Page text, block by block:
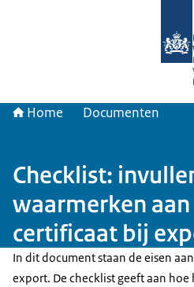
Home Documenten
Checklist:
waarmerken
certificaat bij
In dit document staan de eisen
export. De checklist geeft aan